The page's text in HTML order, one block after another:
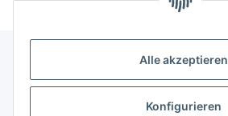
Alle akzeptieren
Konfigurieren
Allgemeine Informationen